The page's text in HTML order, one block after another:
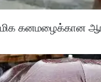
மிக கனமழைக்கான